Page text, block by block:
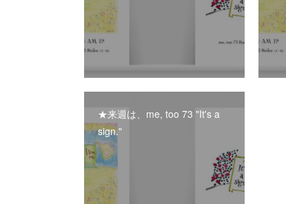
★来週は、me, too 73 "It's a
sign."